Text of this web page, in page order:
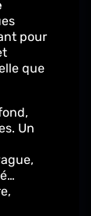
pour
que
Un